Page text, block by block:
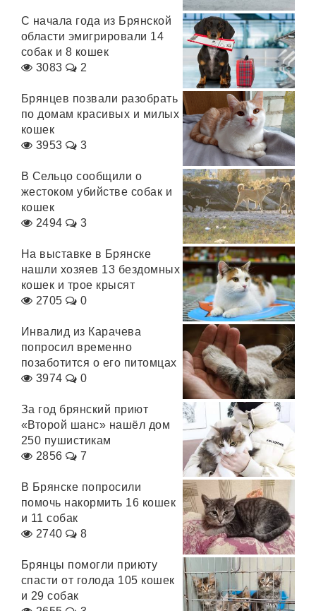
С начала года из Брянской
области эмигрировали 14
собак и 8 кошек
3083
2
Брянцев позвали разобрать
по домам красивых и милых
кошек
3953
3
В Сельцо сообщили о
жестоком убийстве собак и
кошек
2494
3
На выставке в Брянске
нашли хозяев 13 бездомных
кошек и трое крысят
2705
0
Инвалид из Карачева
попросил временно
позаботится о его питомцах
3974
0
За год брянский приют
«Второй шанс» нашёл дом
250 пушистикам
2856
7
В Брянске попросили
помочь накормить 16 кошек
и 11 собак
2740
8
Брянцы помогли приюту
спасти от голода 105 кошек
и 29 собак